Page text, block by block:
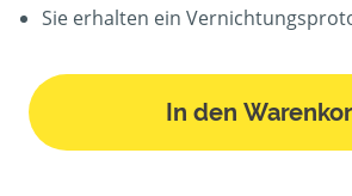
Sie erhalten ein
In den